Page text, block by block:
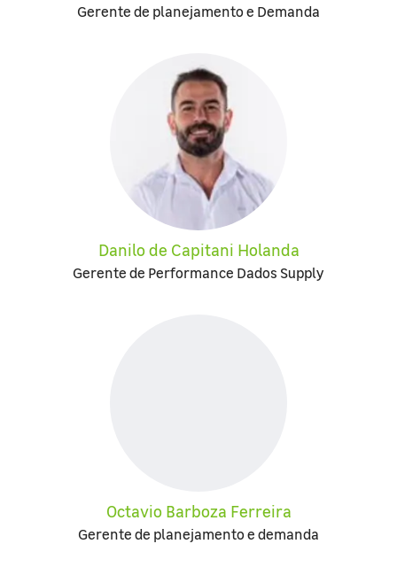
Gerente de planejamento e Demanda
Danilo de Capitani Holanda
Gerente de Performance Dados Supply
Octavio Barboza Ferreira
Gerente de planejamento e demanda